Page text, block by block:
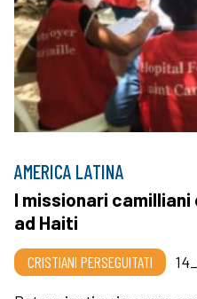
AMERICA LATINA
I missionari
ad Haiti
CRISTIANI PERSEGUITATI